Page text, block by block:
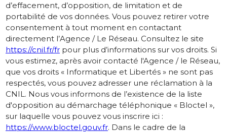
d’effacement, d’opposition, de limitation et de
portabilité de vos données. Vous pouvez retirer votre
consentement à tout moment en contactant
directement l’Agence / Le Réseau. Consultez le site
https://cnil.fr/fr pour plus d’informations sur vos droits. Si
vous estimez, après avoir contacté l'Agence / le Réseau,
que vos droits « Informatique et Libertés » ne sont pas
respectés, vous pouvez adresser une réclamation à la
CNIL. Nous vous informons de l’existence de la liste
d'opposition au démarchage téléphonique « Bloctel »,
sur laquelle vous pouvez vous inscrire ici :
https://www.bloctel.gouv.fr. Dans le cadre de la